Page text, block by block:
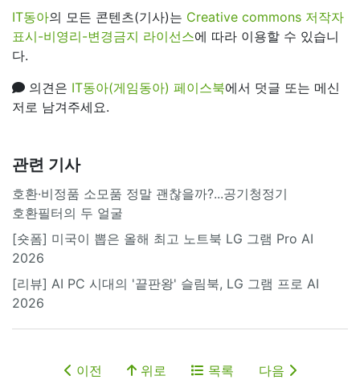
IT동아의 모든 콘텐츠(기사)는 Creative commons 저작자
표시-비영리-변경금지 라이선스에 따라 이용할 수 있습니
다.
의견은 IT동아(게임동아) 페이스북에서 덧글 또는 메신
저로 남겨주세요.
관련 기사
호환·비정품 소모품 정말 괜찮을까?...공기청정기
호환필터의 두 얼굴
[숏폼] 미국이 뽑은 올해 최고 노트북 LG 그램 Pro AI
2026
[리뷰] AI PC 시대의 '끝판왕' 슬림북, LG 그램 프로 AI
2026
이전 위로 목록 다음